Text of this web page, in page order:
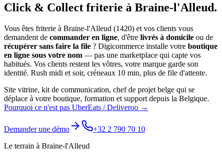
Click & Collect friterie à Braine-l'Alleud.
Vous êtes friterie à Braine-l'Alleud (1420) et vos clients vous
demandent de commander en ligne, d'être livrés à domicile ou de
récupérer sans faire la file ? Digicommerce installe votre boutique
en ligne sous votre nom — pas une marketplace qui capte vos
habitués. Vos clients restent les vôtres, votre marque garde son
identité. Rush midi et soir, créneaux 10 min, plus de file d'attente.
Site vitrine, kit de communication, chef de projet belge qui se
déplace à votre boutique, formation et support depuis la Belgique.
Pourquoi ce n'est pas UberEats / Deliveroo →
Demander une démo
+32 2 790 70 10
Le terrain à Braine-l'Alleud